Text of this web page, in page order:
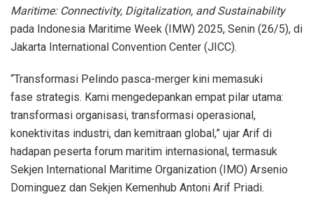
Maritime: Connectivity, Digitalization, and Sustainability
pada Indonesia Maritime Week (IMW) 2025, Senin (26/5), di
Jakarta International Convention Center (JICC).
“Transformasi Pelindo pasca-merger kini memasuki
fase strategis. Kami mengedepankan empat pilar utama:
transformasi organisasi, transformasi operasional,
konektivitas industri, dan kemitraan global,” ujar Arif di
hadapan peserta forum maritim internasional, termasuk
Sekjen International Maritime Organization (IMO) Arsenio
Dominguez dan Sekjen Kemenhub Antoni Arif Priadi.